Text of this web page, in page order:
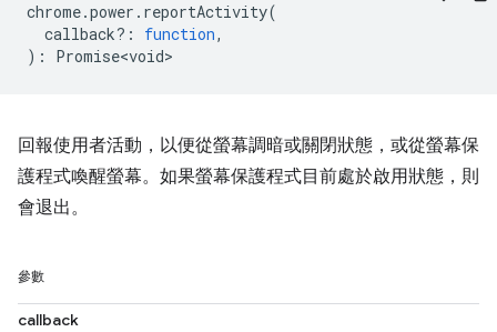
chrome.power . reportActivity(
callback? : function,
) : Promise<void>
回報使用者活動，以便從螢幕調暗或關閉狀態，或從螢幕保
護程式喚醒螢幕。如果螢幕保護程式目前處於啟用狀態，則
會退出。
參數
callback